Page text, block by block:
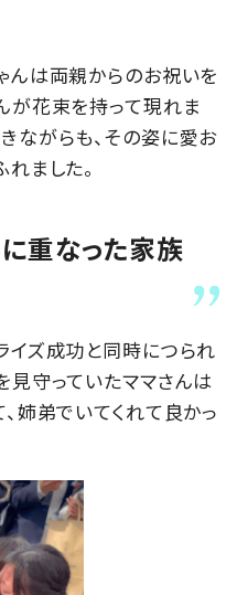
んは両親からのお祝いを
が花束を持って現れま
ながらも、その姿に愛お
ました。
重なった家族
イズ成功と同時につられ
見守っていたママさんは
姉弟でいてくれて良かっ